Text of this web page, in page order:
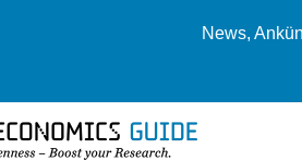
News,